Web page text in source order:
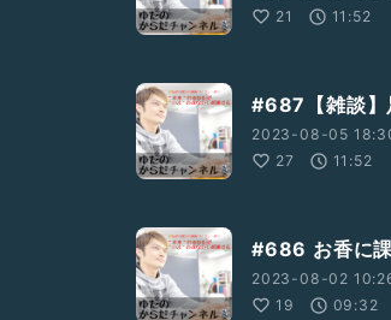
21
11:52
#687【雑談】
2023-08-05
27
11:52
#686 お香に
2023-08-02
19
09:32